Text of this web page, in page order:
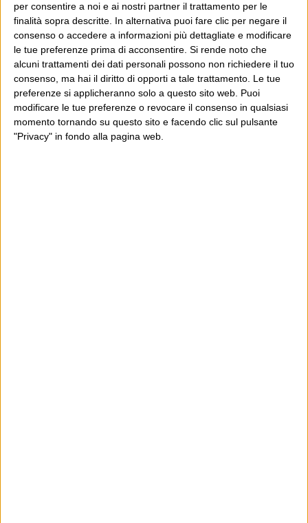
per consentire a noi e ai nostri partner il trattamento per le
finalità sopra descritte. In alternativa puoi fare clic per negare il
consenso o accedere a informazioni più dettagliate e modificare
le tue preferenze prima di acconsentire. Si rende noto che
alcuni trattamenti dei dati personali possono non richiedere il tuo
consenso, ma hai il diritto di opporti a tale trattamento. Le tue
preferenze si applicheranno solo a questo sito web. Puoi
modificare le tue preferenze o revocare il consenso in qualsiasi
momento tornando su questo sito e facendo clic sul pulsante
"Privacy" in fondo alla pagina web.
Yes, sir Subbuglio
E per i regali di Natale